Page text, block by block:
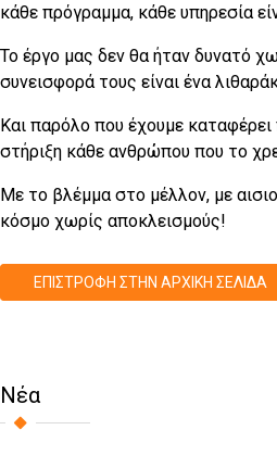
κάθε πρόγραμμα, κάθε υπηρεσία
Το έργο μας δεν θα ήταν δυνατό
συνεισφορά τους είναι ένα
Και παρόλο που έχουμε καταφέρει
στήριξη κάθε ανθρώπου που το
Με το βλέμμα στο μέλλον, με
κόσμο χωρίς αποκλεισμούς!
ΕΠΙΣΤΡΟΦΉ ΣΤΗΝ ΑΡΧΙΚΉ ΣΕΛΊΔΑ
Νέα